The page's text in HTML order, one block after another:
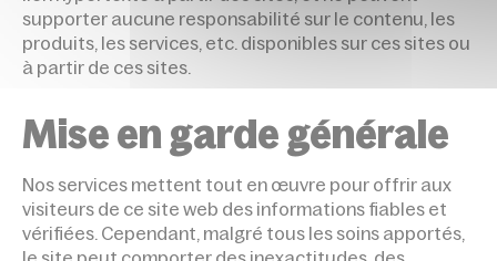
supporter aucune responsabilité sur le contenu, les
produits, les services, etc. disponibles sur ces sites ou
à partir de ces sites.
Mise en garde générale
Nos services mettent tout en œuvre pour offrir aux
visiteurs de ce site web des informations fiables et
vérifiées. Cependant, malgré tous les soins apportés,